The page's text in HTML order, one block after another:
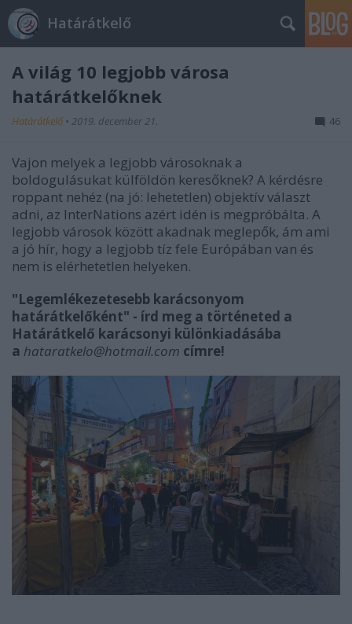
Határátkelő
A világ 10 legjobb városa
határátkelőknek
Határátkelő • 2019. december 21. 46
Vajon melyek a legjobb városoknak a
boldogulásukat külföldön keresőknek? A kérdésre
roppant nehéz (na jó: lehetetlen) objektív választ
adni, az InterNations azért idén is megpróbálta. A
legjobb városok között akadnak meglepők, ám ami
a jó hír, hogy a legjobb tíz fele Európában van és
nem is elérhetetlen helyeken.
"Legemlékezetesebb karácsonyom
határátkelőként" - írd meg a történeted a
Határátkelő karácsonyi különkiadásába
a hataratkelo@hotmail.com címre!